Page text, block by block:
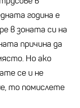
година е
в зоната си на
причина да
Но ако
се и не
то помислете